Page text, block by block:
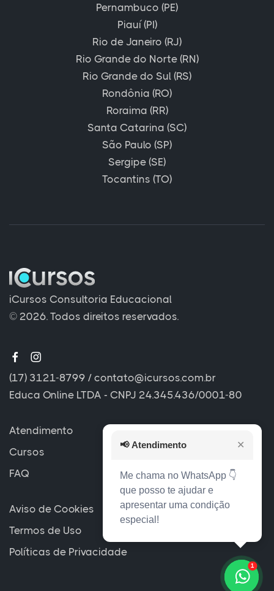
Pernambuco (PE)
Piauí (PI)
Rio de Janeiro (RJ)
Rio Grande do Norte (RN)
Rio Grande do Sul (RS)
Rondônia (RO)
Roraima (RR)
Santa Catarina (SC)
São Paulo (SP)
Sergipe (SE)
Tocantins (TO)
iCursos Consultoria Educacional
© 2026. Todos direitos reservados.
(17) 3121-8799 / contato@icursos.com.br
Educa Online LTDA - CNPJ 24.345.436/0001-80
Atendimento
Cursos
FAQ
Aviso de Cookies
Termos de Uso
Políticas de Privacidade
1
📢 Atendimento ✕
Me chama no WhatsApp 👇
que posso te ajudar e
apresentar uma condição
especial!